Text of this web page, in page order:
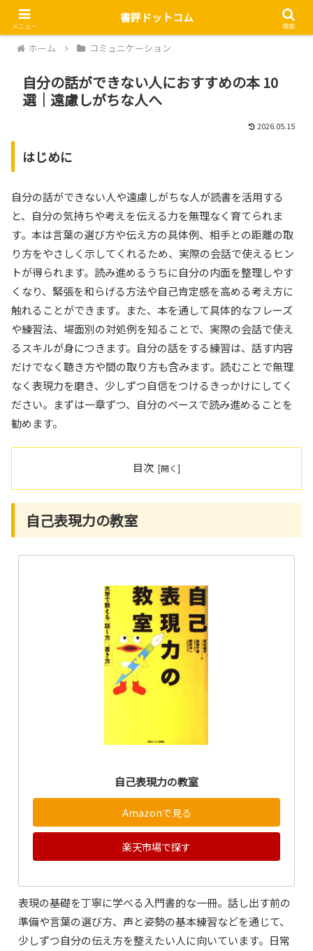
ホーム コミュニケーション
自分の話ができない人におすすめの本 10
選｜遠慮しがちな人へ
2026.05.15
はじめに
自分の話ができない人や遠慮しがちな人が読書を活用する
と、自分の気持ちや考えを伝える力を無理なく育てられま
す。本は言葉の選び方や伝え方の具体例、相手との距離の取
り方をやさしく示してくれるため、実際の会話で使えるヒン
トが得られます。読み進めるうちに自分の内面を整理しやす
くなり、緊張を和らげる方法や自己肯定感を高める考え方に
触れることができます。また、本を通して具体的なフレーズ
や練習法、場面別の対処例を知ることで、実際の会話で使え
るスキルが身につきます。自分の話をする練習は、話す内容
だけでなく聴き方や間の取り方も含みます。読むことで無理
なく表現力を磨き、少しずつ自信をつけるきっかけにしてく
ださい。まずは一章ずつ、自分のペースで読み進めることを
勧めます。
目次
自己表現力の教室
自己表現力の教室
Amazonで見る
楽天市場で探す
表現の基礎を丁寧に学べる入門書的な一冊。話し出す前の
準備や言葉の選び方、声と姿勢の基本練習などを通じて、
少しずつ自分の伝え方を整えたい人に向いています。日常
メニュー
書評ドットコム
検索